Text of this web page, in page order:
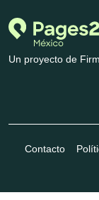
Un proyecto de
Contacto